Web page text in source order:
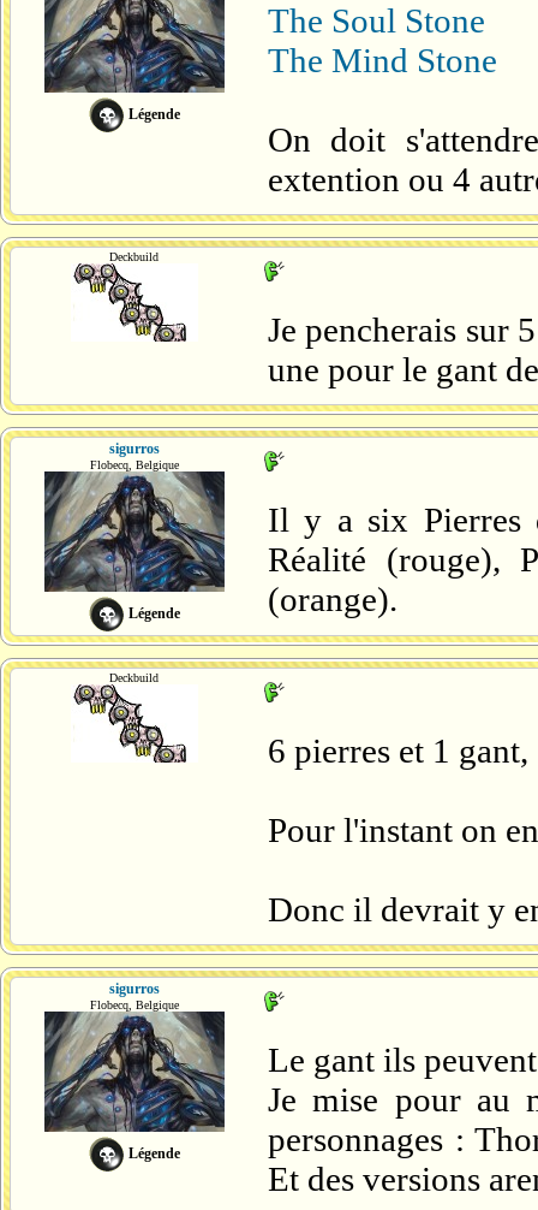
Légende
The Soul Stone
The Mind Stone
On doit
extention ou 4
Deckbuild
Je pencherais sur
une pour le gant
sigurros
Flobecq, Belgique
Légende
Il y a six Pierres
Réalité (rouge),
(orange).
Deckbuild
6 pierres et 1
Pour l'instant on
Donc il devrait y
sigurros
Flobecq, Belgique
Légende
Le gant ils
Je mise pour au
personnages :
Et des versions